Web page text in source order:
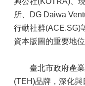
所、DG Daiwa
行動社群(ACE.SG)
資本版圖的重要地位
臺北市政府產業
(TEH)品牌，深化與